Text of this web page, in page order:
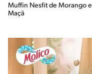
Muffin Nesfit de Morango e
Maçã